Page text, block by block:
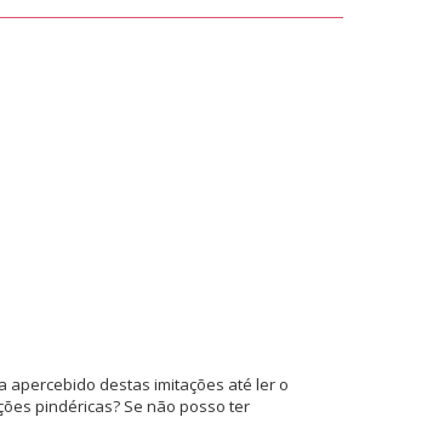
apercebido destas imitações até ler o
pindéricas? Se não posso ter